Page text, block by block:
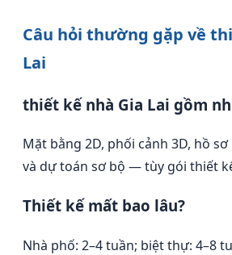
Câu hỏi thường gặp về
Lai
thiết kế nhà Gia Lai gồm
Mặt bằng 2D, phối cảnh 3D, hồ
và dự toán sơ bộ — tùy gói thiết
Thiết kế mất bao lâu?
Nhà phố: 2–4 tuần; biệt thự: 4–8